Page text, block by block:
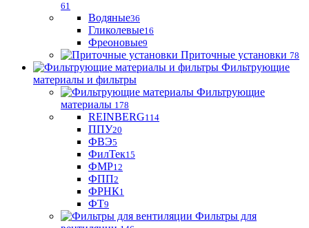
61
Водяные36
Гликолевые16
Фреоновые9
Приточные установки 78
Фильтрующие
материалы и фильтры
Фильтрующие
материaлы 178
REINBERG114
ППУ20
ФВЭ5
ФилТек15
ФМР12
ФПП2
ФРНК1
ФТ9
Фильтры для